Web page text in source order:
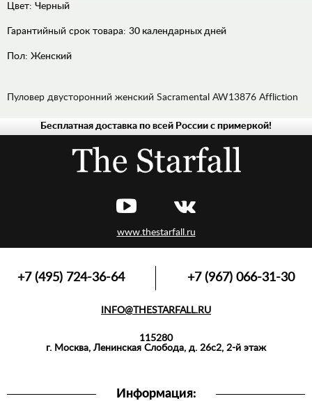
Цвет: Черный
Гарантийный срок товара: 30 календарных дней
Пол: Женский
Пуловер двусторонний женский Sacramental AW13876 Affliction
ФУТБОЛКИ,
ТОЛСТОВКИ
РУБАШКИ
Бесплатная доставка по всей России с примеркой!
www.thestarfall.ru
Информация:
+7 (495) 724-36-64 +7 (967) 066-31-30
INFO@THESTARFALL.RU
115280
г. Москва, Ленинская Слобода, д. 26с2, 2-й этаж